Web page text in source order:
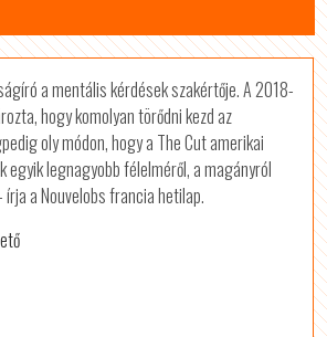
a mentális kérdések szakértője. A 2018-
hogy komolyan törődni kezd az
oly módon, hogy a The Cut amerikai
egyik legnagyobb félelméről, a magányról
a Nouvelobs francia hetilap.